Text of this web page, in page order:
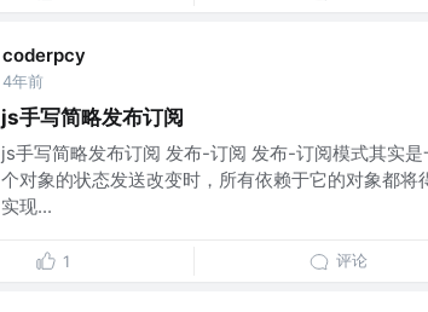
coderpcy
4年前
js手写简略发布订阅
js手写简略发布订阅 发布-订阅 发布-订阅模式其实
个对象的状态发送改变时，所有依赖于它的对象都
实现...
1 评论